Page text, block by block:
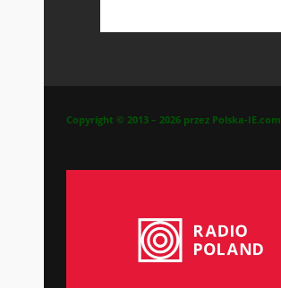
Copyright © 2013 – 2026 przez Polska-IE.com